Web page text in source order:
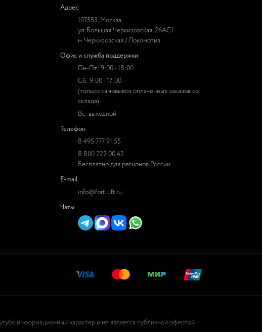
Адрес
107553, Москва,
ул. Большая Черкизовская, 26АС1
м. Черкизовская / Локомотив
Офис и служба поддержки
Пн-Пт: 9:00 - 18:00
Сб: 9:00 - 17:00
(только самовывоз оплаченных заказов со
склада)
Вс: выходной
Телефон
8 495 777 91 55
8 800 222 00 42
Бесплатно для регионов России
E-mail
info@fortluft.ru
Чаты
информационный характер и не является публичной офертой.